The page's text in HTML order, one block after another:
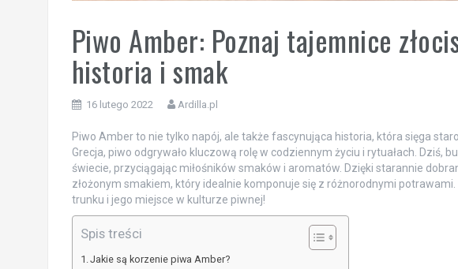
Piwo Amber: Poznaj tajemnice
historia i smak
16 lutego 2022 Ardilla.pl
Piwo Amber to nie tylko napój, ale także fascynująca historia, która sięga
Grecja, piwo odgrywało kluczową rolę w codziennym życiu i rytuałach. Dziś,
świecie, przyciągając miłośników smaków i aromatów. Dzięki starannie
złożonym smakiem, który idealnie komponuje się z różnorodnymi
trunku i jego miejsce w kulturze piwnej!
Spis treści
Jakie są korzenie piwa Amber?